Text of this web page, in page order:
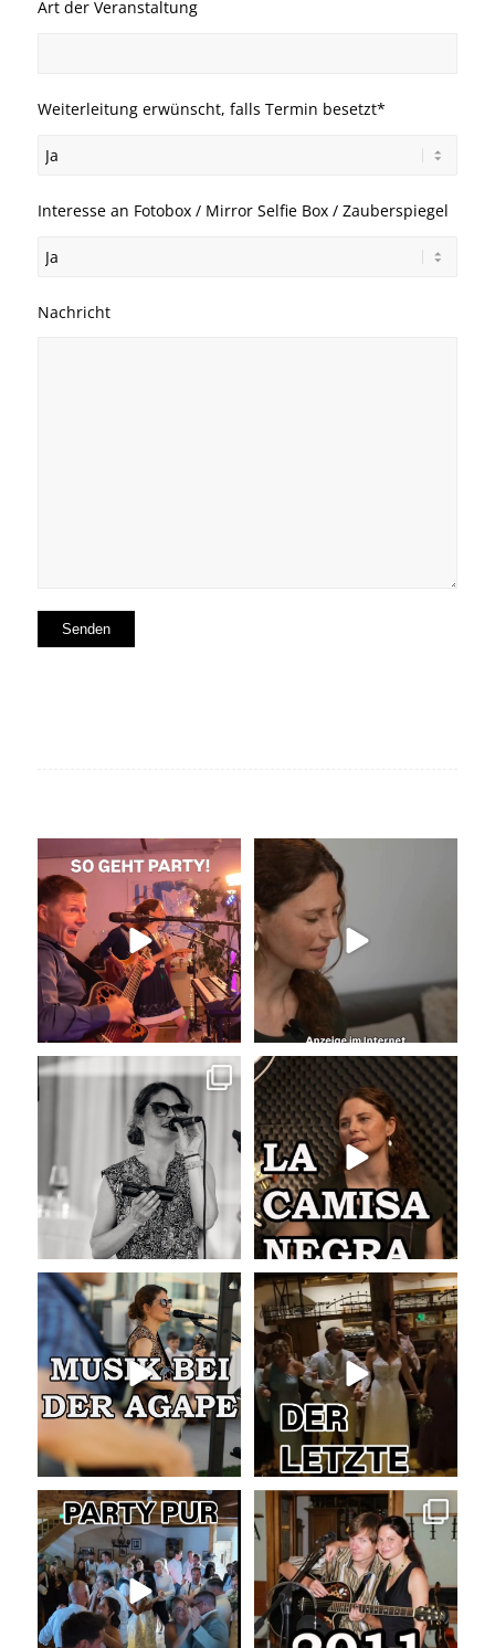
Art der Veranstaltung
Weiterleitung erwünscht, falls Termin besetzt*
Interesse an Fotobox / Mirror Selfie Box / Zauberspiegel
Nachricht
So geht Party!
Was für eine tolle...
32 0
Unser Kennenlernen vor 15
Jahren
Vor 15
33
Sommer, Sonne, Gefühle bei der
Agape!
...
41 0
La Camisa Negra
Wir lieben...
48 0
Musik bei der Agape
Was passiert...
53 4
Abschlusslied der Hochzeit
Was für ein...
53 0
Party pur mit mit den besten Hits
für Jung und Alt...
55 0
Die Liebe zur Musik bleibt!
Als wir...
160 26